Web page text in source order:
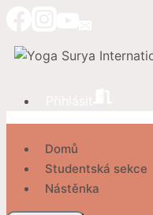
obsah
Domů
Studentská sekce
Nástěnka